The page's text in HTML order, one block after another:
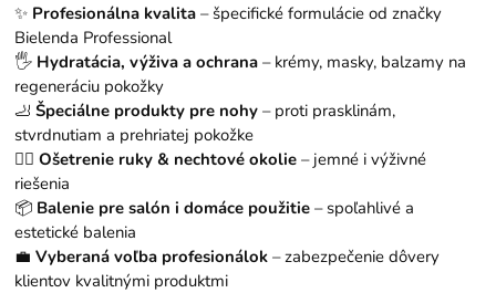
✨ Profesionálna kvalita – špecifické formulácie od značky
Bielenda Professional
🖐️ Hydratácia, výživa a ochrana – krémy, masky, balzamy na
regeneráciu pokožky
🦶Špeciálne produkty pre nohy – proti prasklinám,
stvrdnutiam a prehriatej pokožke
💆‍♀️Ošetrenie ruky & nechtové okolie – jemné i výživné
riešenia
📦 Balenie pre salón i domáce použitie – spoľahlivé a
estetické balenia
💼Vyberaná voľba profesionálok – zabezpečenie dôvery
klientov kvalitnými produktmi